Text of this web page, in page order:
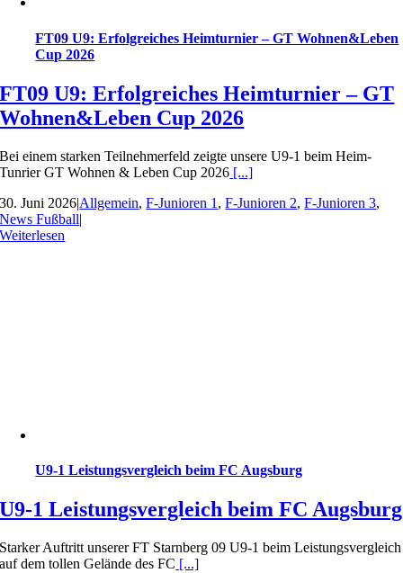
FT09 U9: Erfolgreiches Heimturnier – GT Wohnen&Leben
Cup 2026
FT09 U9: Erfolgreiches Heimturnier – GT
Wohnen&Leben Cup 2026
Bei einem starken Teilnehmerfeld zeigte unsere U9-1 beim Heim-
Tunrier GT Wohnen & Leben Cup 2026 [...]
30. Juni 2026|Allgemein,F-Junioren 1 ,F-Junioren 2,F-Junioren 3,
News Fußball|
Weiterlesen
U9-1 Leistungsvergleich beim FC Augsburg
U9-1 Leistungsvergleich beim FC Augsburg
Starker Auftritt unserer FT Starnberg 09 U9-1 beim Leistungsvergleich
auf dem tollen Gelände des FC [...]